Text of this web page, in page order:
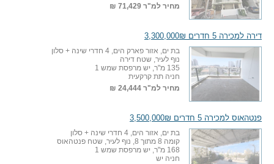
מחיר למ"ר 71,429 ₪
דירה למכירה 5 חדרים 3,300,000₪
בת ים, אזור פארק הים, 4 חדרי שינה + סלון
נוף לעיר, שטח דירה
135 מ"ר, יש מרפסת שמש 1
חניה תת קרקעית
מחיר למ"ר 24,444 ₪
פנטהאוס למכירה 5 חדרים 3,500,000₪
בת ים, אזור הים, 4 חדרי שינה + סלון
קומה 8 מתוך 8, נוף לעיר, שטח פנטהאוס
168 מ"ר, יש מרפסת שמש 1
חניה יש